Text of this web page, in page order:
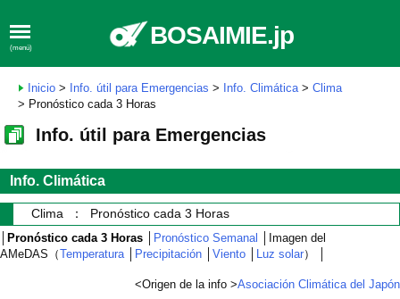
(menú) BOSAIMIE.jp
Inicio > Info. útil para Emergencias > Info. Climática> Clima
> Pronóstico cada 3 Horas
Info. útil para Emergencias
Info. Climática
Clima ： Pronóstico cada 3 Horas
Pronóstico cada 3 Horas Pronóstico Semanal
│Imagen del
AMeDAS（Temperatura│ Precipitación Viento Luz solar） │
<Origen de la info >Asociación Climática del Japón